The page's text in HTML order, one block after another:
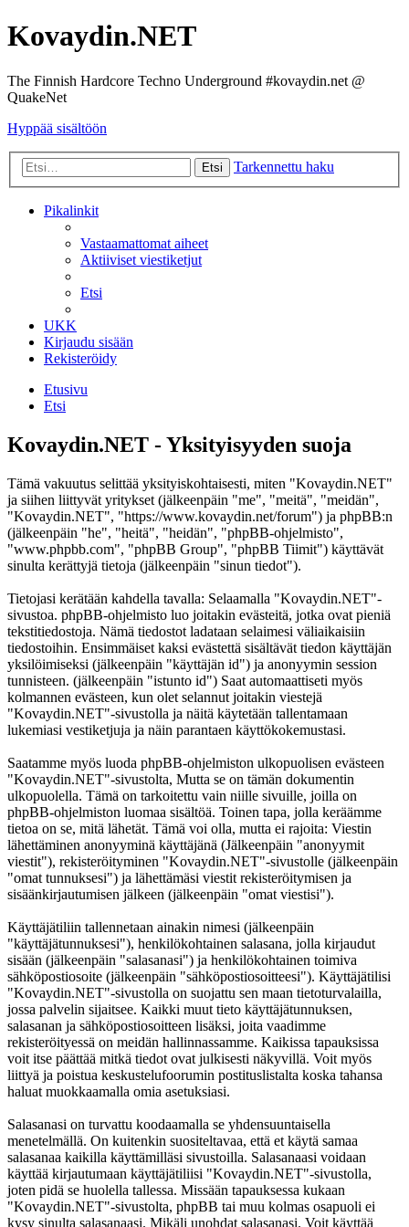
Kovaydin.NET
The Finnish Hardcore Techno Underground #kovaydin.net @
QuakeNet
Hyppää sisältöön
Etsi Tarkennettu haku
Pikalinkit
Vastaamattomat aiheet
Aktiiviset viestiketjut
Etsi
UKK
Kirjaudu sisään
Rekisteröidy
Etusivu
Etsi
Kovaydin.NET - Yksityisyyden suoja
Tämä vakuutus selittää yksityiskohtaisesti, miten "Kovaydin.NET"
ja siihen liittyvät yritykset (jälkeenpäin "me", "meitä", "meidän",
"Kovaydin.NET", "https://www.kovaydin.net/forum") ja phpBB:n
(jälkeenpäin "he", "heitä", "heidän", "phpBB-ohjelmisto",
"www.phpbb.com", "phpBB Group", "phpBB Tiimit") käyttävät
sinulta kerättyjä tietoja (jälkeenpäin "sinun tiedot").
Tietojasi kerätään kahdella tavalla: Selaamalla "Kovaydin.NET"-
sivustoa. phpBB-ohjelmisto luo joitakin evästeitä, jotka ovat pieniä
tekstitiedostoja. Nämä tiedostot ladataan selaimesi väliaikaisiin
tiedostoihin. Ensimmäiset kaksi evästettä sisältävät tiedon käyttäjän
yksilöimiseksi (jälkeenpäin "käyttäjän id") ja anonyymin session
tunnisteen. (jälkeenpäin "istunto id") Saat automaattiseti myös
kolmannen evästeen, kun olet selannut joitakin viestejä
"Kovaydin.NET"-sivustolla ja näitä käytetään tallentamaan
lukemiasi vestiketjuja ja näin parantaen käyttökokemustasi.
Saatamme myös luoda phpBB-ohjelmiston ulkopuolisen evästeen
"Kovaydin.NET"-sivustolta, Mutta se on tämän dokumentin
ulkopuolella. Tämä on tarkoitettu vain niille sivuille, joilla on
phpBB-ohjelmiston luomaa sisältöä. Toinen tapa, jolla keräämme
tietoa on se, mitä lähetät. Tämä voi olla, mutta ei rajoita: Viestin
lähettäminen anonyyminä käyttäjänä (Jälkeenpäin "anonyymit
viestit"), rekisteröityminen "Kovaydin.NET"-sivustolle (jälkeenpäin
"omat tunnuksesi") ja lähettämäsi viestit rekisteröitymisen ja
sisäänkirjautumisen jälkeen (jälkeenpäin "omat viestisi").
Käyttäjätiliin tallennetaan ainakin nimesi (jälkeenpäin
"käyttäjätunnuksesi"), henkilökohtainen salasana, jolla kirjaudut
sisään (jälkeenpäin "salasanasi") ja henkilökohtainen toimiva
sähköpostiosoite (jälkeenpäin "sähköpostiosoitteesi"). Käyttäjätilisi
"Kovaydin.NET"-sivustolla on suojattu sen maan tietoturvalailla,
jossa palvelin sijaitsee. Kaikki muut tieto käyttäjätunnuksen,
salasanan ja sähköpostiosoitteen lisäksi, joita vaadimme
rekisteröityessä on meidän hallinnassamme. Kaikissa tapauksissa
voit itse päättää mitkä tiedot ovat julkisesti näkyvillä. Voit myös
liittyä ja poistua keskustelufoorumin postituslistalta koska tahansa
haluat muokkaamalla omia asetuksiasi.
Salasanasi on turvattu koodaamalla se yhdensuuntaisella
menetelmällä. On kuitenkin suositeltavaa, että et käytä samaa
salasanaa kaikilla käyttämilläsi sivustoilla. Salasanaasi voidaan
käyttää kirjautumaan käyttäjätiliisi "Kovaydin.NET"-sivustolla,
joten pidä se huolella tallessa. Missään tapauksessa kukaan
"Kovaydin.NET"-sivustolta, phpBB tai muu kolmas osapuoli ei
kysy sinulta salasanaasi. Mikäli unohdat salasanasi. Voit käyttää